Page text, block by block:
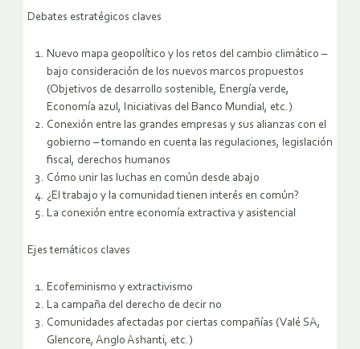
Debates estratégicos claves
Nuevo mapa geopolítico y los retos del cambio climático –
bajo consideración de los nuevos marcos propuestos
(Objetivos de desarrollo sostenible, Energía verde,
Economía azul, Iniciativas del Banco Mundial, etc.)
Conexión entre las grandes empresas y sus alianzas con el
gobierno – tomando en cuenta las regulaciones, legislación
fiscal, derechos humanos
Cómo unir las luchas en común desde abajo
¿El trabajo y la comunidad tienen interés en común?
La conexión entre economía extractiva y asistencial
Ejes temáticos claves
Ecofeminismo y extractivismo
La campaña del derecho de decir no
Comunidades afectadas por ciertas compañías (Valé SA,
Glencore, Anglo Ashanti, etc.)